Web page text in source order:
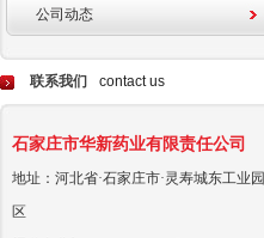
公司动态
联系我们 contact us
石家庄市华新药业有限责任公司
地址：河北省·石家庄市·灵寿城东工业园
区